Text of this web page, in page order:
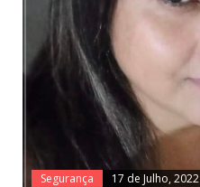
Segurança 17 de Julho, 2022